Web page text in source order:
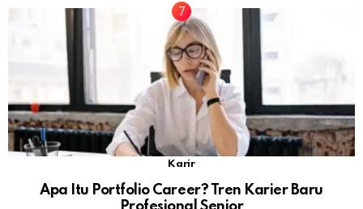
Karir
Apa Itu Portfolio Career? Tren Karier Baru